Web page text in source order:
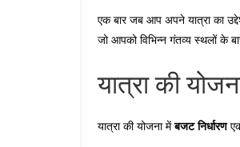
एक बार जब आप अपने यात्रा का
जो आपको विभिन्न गंतव्य स्थलों के
यात्रा की
यात्रा की योजना मेंबजट निर्धारण